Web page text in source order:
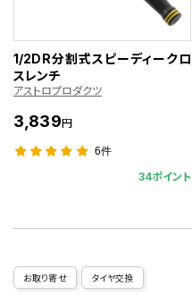
1/2DR分割式スピーディークロ
スレンチ
アストロプロダクツ
3,839円
6件
34ポイント
お取り寄せ タイヤ交換